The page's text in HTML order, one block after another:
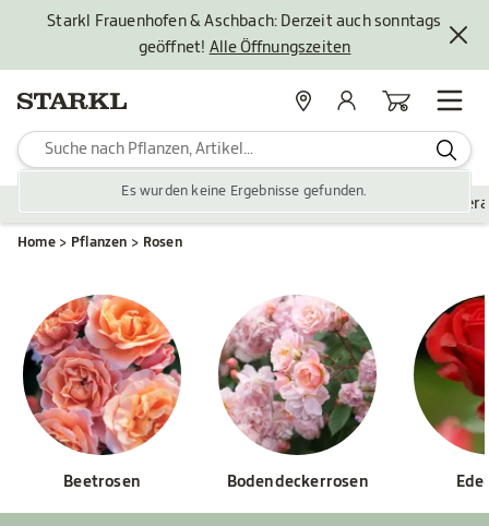
Starkl Frauenhofen & Aschbach: Derzeit auch sonntags
geöffnet! Alle Öffnungszeiten
Es wurden keine Ergebnisse gefunden.
StandorteMein KontoWarenkorb
Zubehör Gartengestaltung
Home Pflanzen Rosen
Beetrosen Bodendeckerrosen